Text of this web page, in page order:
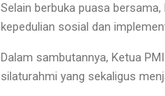
Selain berbuka puasa
kepedulian sosial dan
Dalam sambutannya, Ketua
silaturahmi yang sekaligus